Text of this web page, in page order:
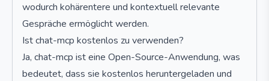
wodurch kohärentere und kontextuell relevante
Gespräche ermöglicht werden.
Ist chat-mcp kostenlos zu verwenden?
Ja, chat-mcp ist eine Open-Source-Anwendung, was
bedeutet, dass sie kostenlos heruntergeladen und